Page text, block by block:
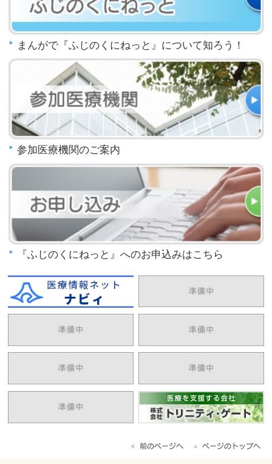
まんがで『ふじのくにねっと』について知ろう！
参加医療機関のご案内
『ふじのくにねっと』へのお申込みはこちら